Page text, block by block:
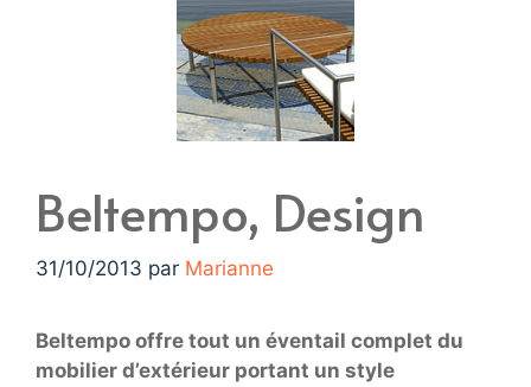
Beltempo, Design
31/10/2013 par Marianne
Beltempo offre tout un éventail complet du
mobilier d’extérieur portant un style